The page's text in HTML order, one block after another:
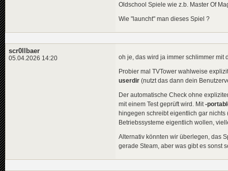
Oldschool Spiele wie z.b. Master Of
Wie "launcht" man dieses Spiel ?
scr0llbaer
05.04.2026 14:20 oh je, das wird ja immer schlimmer mit
Probier mal TVTower wahlweise
userdir (nutzt das dann dein
Der automatische Check ohne
mit einem Test geprüft wird. Mit-
hingegen schreibt eigentlich gar
Betriebssysteme eigentlich wollen,
Alternativ könnten wir überlegen, das
gerade Steam, aber was gibt es sonst